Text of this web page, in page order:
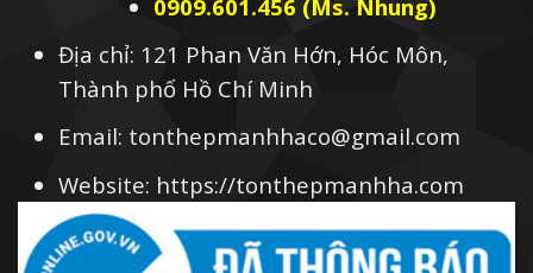
hỏi tay nghề cao, trọng lượng nhẹ, dễ
vận chuyển.
Giá tôn mạ màu rẻ, chi phí bảo trì thấp
mang lại hiệu quả kinh tế cao.
Dễ bảo trì, bảo dưỡng, thay mới hơn
các loại tôn lợp khác.
Sử dụng được ở nhiều môi trường khác
0909.601.456 (Ms. Nhung)
Địa chỉ: 121 Phan Văn Hớn, Hóc Môn,
Thành phố Hồ Chí Minh
Email: tonthepmanhhaco@gmail.com
Website: https://tonthepmanhha.com